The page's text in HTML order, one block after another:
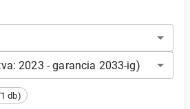
2023 - garancia 2033-ig)
db)